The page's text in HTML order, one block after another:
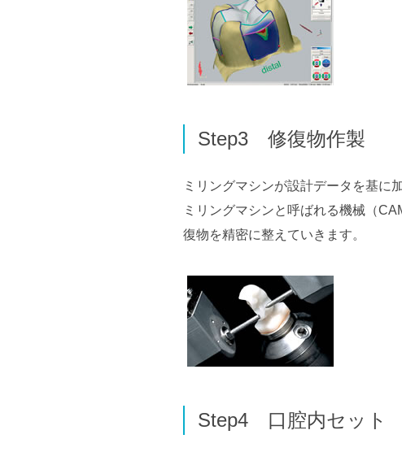
Step3 修復物作製
ミリングマシンが設計データを基に
ミリングマシンと呼ばれる機械（
復物を精密に整えていきます。
Step4 口腔内セット